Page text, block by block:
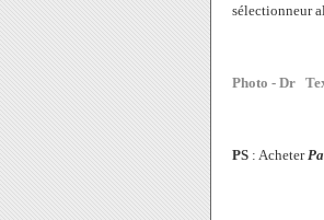
sélectionneur
Photo - Dr
PS : Acheter